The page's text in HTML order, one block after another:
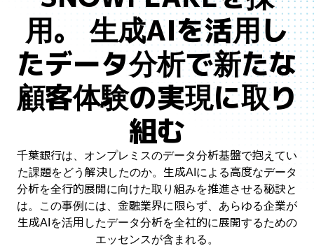
用。 生成AIを活用し
たデータ分析で新たな
顧客体験の実現に取り
組む
千葉銀行は、オンプレミスのデータ分析基盤で抱えてい
た課題をどう解決したのか。生成AIによる高度なデータ
分析を全行的展開に向けた取り組みを推進させる秘訣と
は。この事例には、金融業界に限らず、あらゆる企業が
生成AIを活用したデータ分析を全社的に展開するための
エッセンスが含まれる。